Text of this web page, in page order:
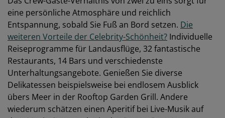
eine persönliche Atmosphäre und reichlich
Entspannung, sobald Sie Fuß an Bord setzen. Die
weiteren Vorteile der Celebrity-Schönheit? Individuelle
Reiseprogramme für Landausflüge, 32 fantastische
Restaurants, 14 Bars und verschiedenste
Unterhaltungsangebote. Genießen Sie diverse
Delikatessen beispielsweise bei endlosem Ausblick
übers Meer in der Rooftop Garden Grill. Andere
wiederum schätzen einen Aperitif bei Live-Musik auf